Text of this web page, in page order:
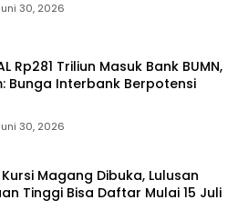
30, 2026
Rp281 Triliun Masuk Bank BUMN,
Bunga Interbank Berpotensi
30, 2026
Kursi Magang Dibuka, Lulusan
Tinggi Bisa Daftar Mulai 15 Juli